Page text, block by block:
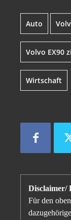
Auto
Volvo EX90
Wirtschaft
Disclaimer/
Für den